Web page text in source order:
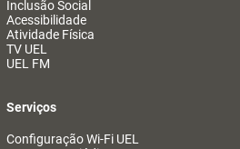
Inclusão Social
Acessibilidade
Atividade Física
TV UEL
UEL FM
Serviços
Configuração Wi-Fi UEL